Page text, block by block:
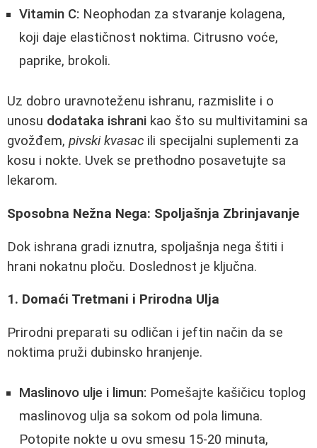
Vitamin C: Neophodan za stvaranje kolagena,
koji daje elastičnost noktima. Citrusno voće,
paprike, brokoli.
Uz dobro uravnoteženu ishranu, razmislite i o
unosu dodataka ishrani kao što su multivitamini sa
gvožđem, pivski kvasac ili specijalni suplementi za
kosu i nokte. Uvek se prethodno posavetujte sa
lekarom.
Sposobna Nežna Nega: Spoljašnja Zbrinjavanje
Dok ishrana gradi iznutra, spoljašnja nega štiti i
hrani nokatnu ploču. Doslednost je ključna.
1. Domaći Tretmani i Prirodna Ulja
Prirodni preparati su odličan i jeftin način da se
noktima pruži dubinsko hranjenje.
Maslinovo ulje i limun: Pomešajte kašičicu toplog
maslinovog ulja sa sokom od pola limuna.
Potopite nokte u ovu smesu 15-20 minuta,